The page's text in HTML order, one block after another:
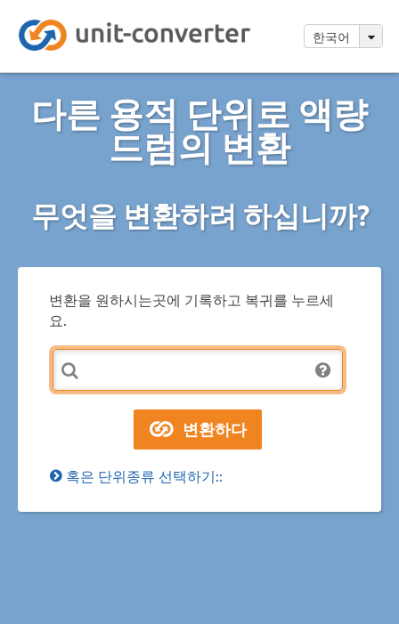
한국어
다른 용적 단위로 액량
드럼의 변환
무엇을 변환하려 하십니까?
변환을 원하시는곳에 기록하고 복귀를 누르세
요.
혹은 단위종류 선택하기::